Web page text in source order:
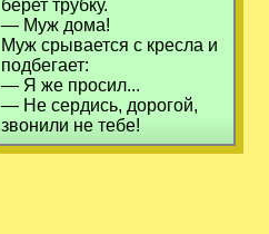
берет трубку.
— Муж дома!
Муж срывается с кресла и
подбегает:
— Я же просил...
— Не сердись, дорогой,
звонили не тебе!